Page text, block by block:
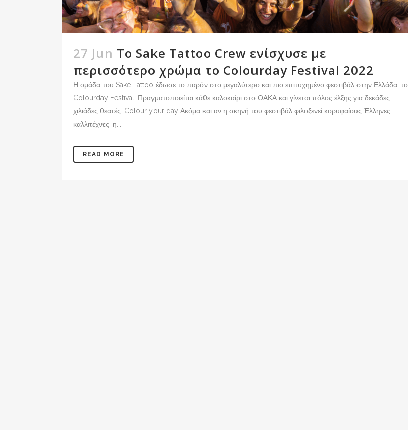
27 Jun Το Sake Tattoo Crew ενίσχυσε με
περισσότερο χρώμα το Colourday Festival 2022
Η ομάδα του Sake Tattoo έδωσε το παρόν στο μεγαλύτερο και πιο επιτυχημένο φεστιβάλ στην Ελλάδα, το
Colourday Festival. Πραγματοποιείται κάθε καλοκαίρι στο ΟΑΚΑ και γίνεται πόλος έλξης για δεκάδες
χιλιάδες θεατές. Colour your day Ακόμα και αν η σκηνή του φεστιβάλ φιλοξενεί κορυφαίους Έλληνες
καλλιτέχνες, η...
READ MORE